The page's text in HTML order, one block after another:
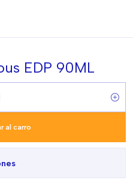
EDP 90ML
al carro